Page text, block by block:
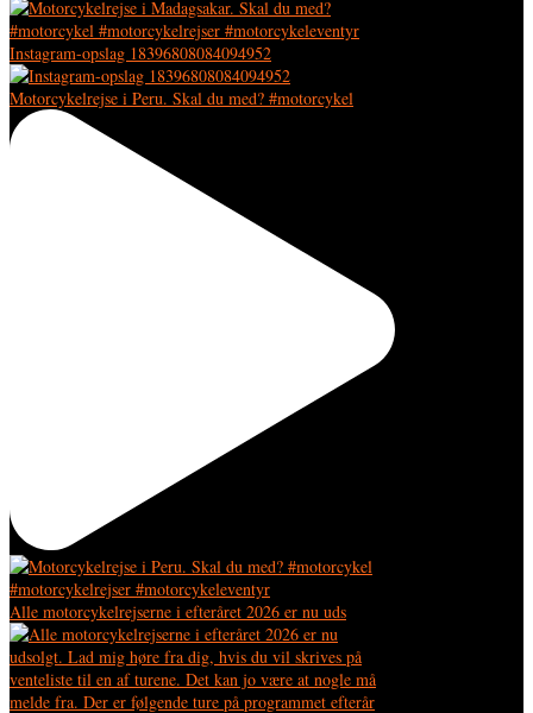
Instagram-opslag 18396808084094952
Motorcykelrejse i Peru. Skal du med? #motorcykel
Alle motorcykelrejserne i efteråret 2026 er nu uds